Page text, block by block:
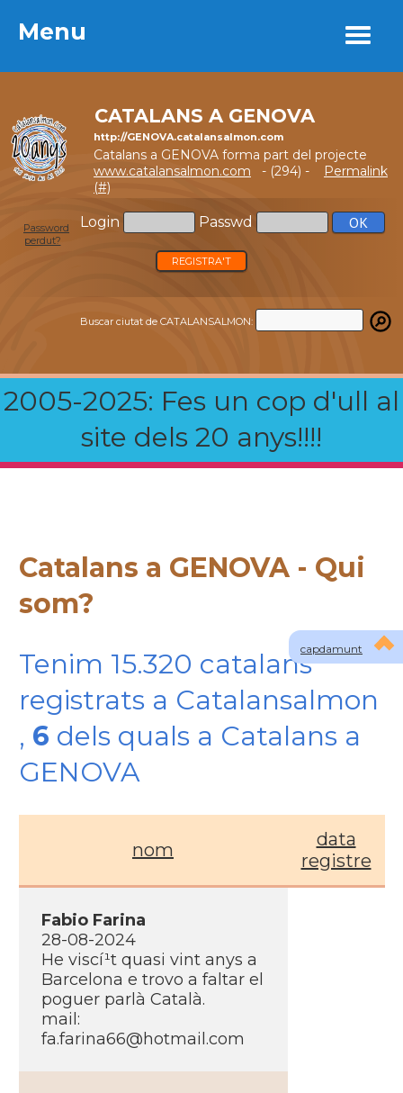
Menu
CATALANS A GENOVA
http://GENOVA.catalansalmon.com
Catalans a GENOVA forma part del projecte
www.catalansalmon.com - (294) -
Permalink
(#)
Login Passwd
Password
perdut?
REGISTRA'T
Buscar ciutat de CATALANSALMON:
2005-2025: Fes un cop d'ull al
site dels 20 anys!!!!
Menu
capdamunt
Catalans a GENOVA - Qui
som?
Tenim 15.320 catalans
registrats a Catalansalmon
, 6 dels quals a Catalans a
GENOVA
nom
data
registre
Fabio Farina
28-08-2024
He viscí¹t quasi vint anys a
Barcelona e trovo a faltar el
poguer parlà Català.
mail:
fa.farina66@hotmail.com